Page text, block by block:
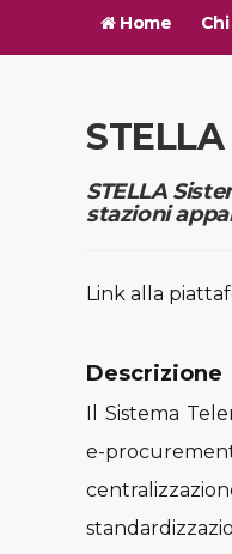
Home
STELLA
stazioni
Link alla
Descrizione
Il Sistema
e-